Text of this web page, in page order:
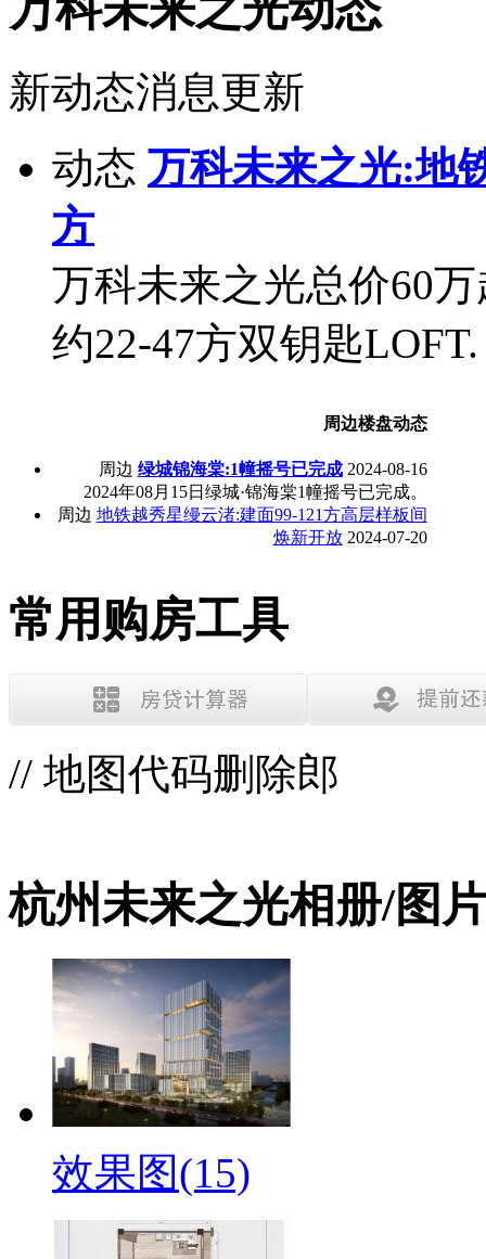
新动态消息更新
动态 万科未来之光:地
方
万科未来之光总价60
约22-47方双钥匙LOFT.
周边楼盘动态
周边 绿城锦海棠:1幢摇号已完成 2024-08-16
2024年08月15日绿城·锦海棠1幢摇号已完成。
周边 地铁越秀星缦云渚:建面99-121方高层样板间
焕新开放 2024-07-20
常用购房工具
// 地图代码删除郎
杭州未来之光相册/图
效果图(15)